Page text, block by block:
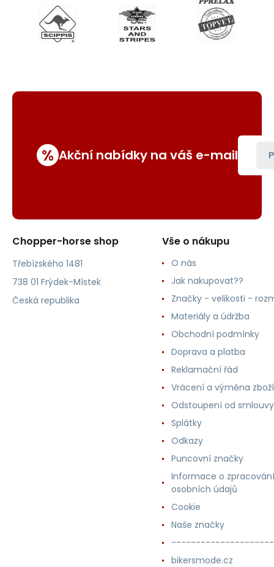
% Akční nabídky na váš e-mail
Chopper-horse shop
Třebízského 1481
738 01 Frýdek-Místek
Česká republika
Vše o nákupu
O nás
Jak nakupovat??
Značky - velikosti -
Materiály a údržba
Obchodní podmínky
Doprava a platba
Reklamační řád
Vrácení a výměna zboží
Odstoupení od smlouvy
Splátky
Odkazy
Puncovní značky
Informace o zpracování
osobních údajů
Cookie
Naše značky
bikersmode.cz